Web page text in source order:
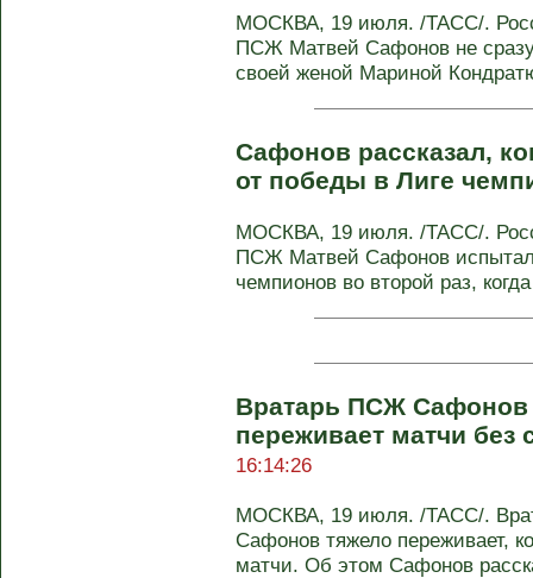
МОСКВА, 19 июля. /ТАСС/.
ПСЖ Матвей Сафонов не
своей женой Мариной
Сафонов рассказал,
от победы в Лиге
МОСКВА, 19 июля. /ТАСС/.
ПСЖ Матвей Сафонов испытал
чемпионов во второй раз,
Вратарь ПСЖ Сафонов
переживает матчи без
16:14:26
МОСКВА, 19 июля. /ТАСС/.
Сафонов тяжело переживает,
матчи. Об этом Сафонов